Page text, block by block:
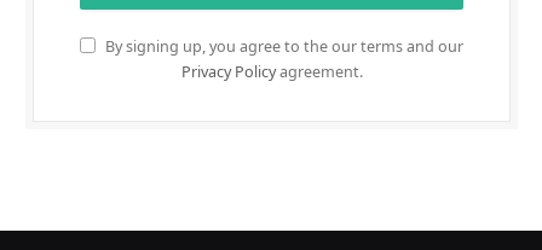
By signing up, you agree to the our terms and our
Privacy Policyagreement.